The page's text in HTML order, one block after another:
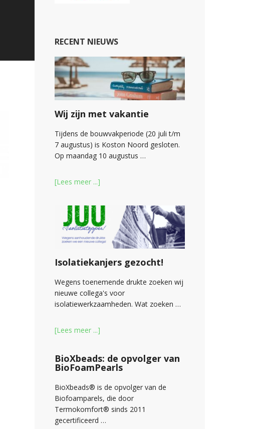
RECENT NIEUWS
Wij zijn met vakantie
Tijdens de bouwvakperiode (20 juli t/m
7 augustus) is Koston Noord gesloten.
Op maandag 10 augustus …
[Lees meer ...]
Isolatiekanjers gezocht!
Wegens toenemende drukte zoeken wij
nieuwe collega's voor
isolatiewerkzaamheden. Wat zoeken …
[Lees meer ...]
BioXbeads: de opvolger van
BioFoamPearls
BioXbeads® is de opvolger van de
Biofoamparels, die door
Termokomfort® sinds 2011
gecertificeerd …